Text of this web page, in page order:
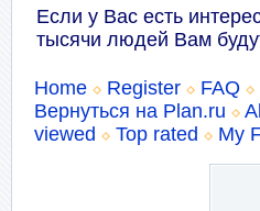
Если у Вас есть
тысячи людей Вам
Home Register FAQ
Вернуться на Plan.ru
viewed
Top rated My